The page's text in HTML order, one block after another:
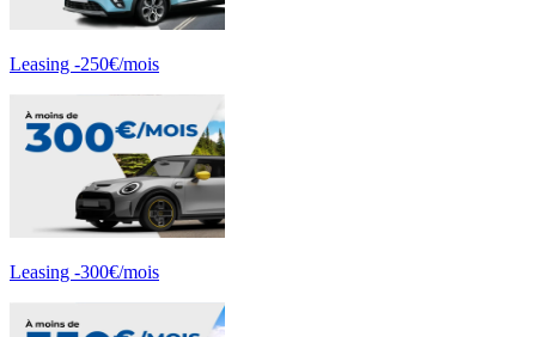
Leasing -250€/mois
Leasing -300€/mois